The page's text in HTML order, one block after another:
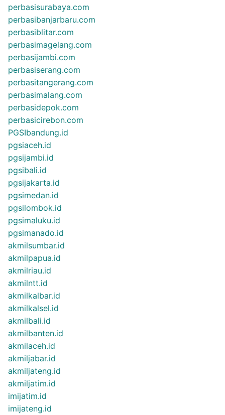
perbasisurabaya.com
perbasibanjarbaru.com
perbasiblitar.com
perbasimagelang.com
perbasijambi.com
perbasiserang.com
perbasitangerang.com
perbasimalang.com
perbasidepok.com
perbasicirebon.com
PGSIbandung.id
pgsiaceh.id
pgsijambi.id
pgsibali.id
pgsijakarta.id
pgsimedan.id
pgsilombok.id
pgsimaluku.id
pgsimanado.id
akmilsumbar.id
akmilpapua.id
akmilriau.id
akmilntt.id
akmilkalbar.id
akmilkalsel.id
akmilbali.id
akmilbanten.id
akmilaceh.id
akmiljabar.id
akmiljateng.id
akmiljatim.id
imijatim.id
imijateng.id